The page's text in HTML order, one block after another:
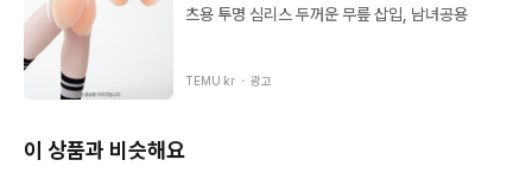
츠용 투명 심리스 두꺼운 무릎 삽입, 남녀공용
TEMU kr ・ 광고
이 상품과 비슷해요